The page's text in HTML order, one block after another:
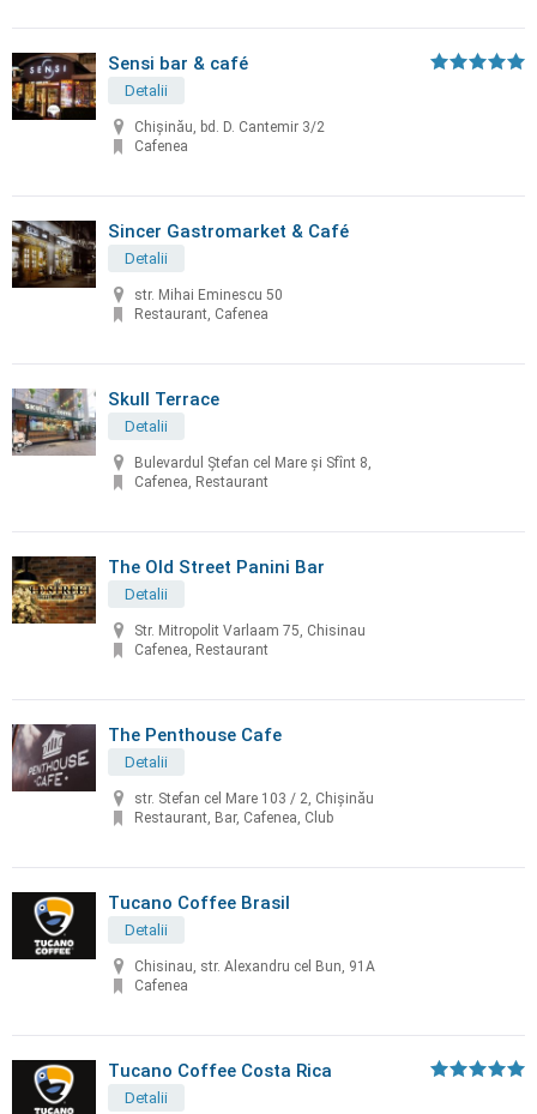
Sensi bar & café
Detalii
Chişinău, bd. D. Cantemir 3/2
Cafenea
Sincer Gastromarket & Café
Detalii
str. Mihai Eminescu 50
Restaurant, Cafenea
Skull Terrace
Detalii
Bulevardul Ștefan cel Mare și Sfînt 8,
Cafenea, Restaurant
The Old Street Panini Bar
Detalii
Str. Mitropolit Varlaam 75, Chisinau
Cafenea, Restaurant
The Penthouse Cafe
Detalii
str. Stefan cel Mare 103 / 2, Chișinău
Restaurant, Bar, Cafenea, Club
Tucano Coffee Brasil
Detalii
Chisinau, str. Alexandru cel Bun, 91A
Cafenea
Tucano Coffee Costa Rica
Detalii